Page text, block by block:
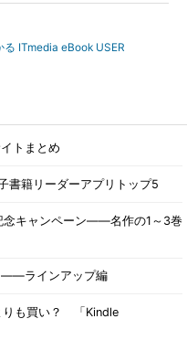
ITmedia eBook USER
トまとめ
書籍リーダーアプリトップ5
念キャンペーン――名作の1～3巻
――ラインアップ編
りも買い？ 「Kindle